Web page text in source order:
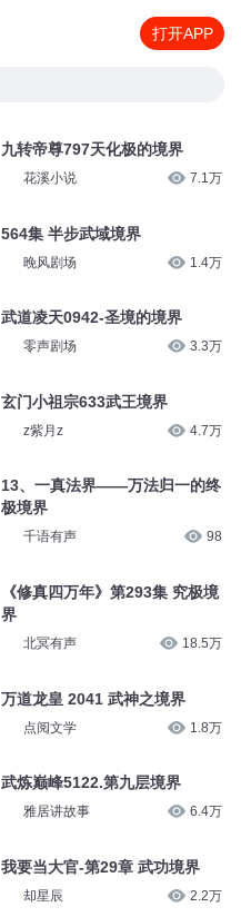
打开APP
九转帝尊797天化极的境界
花溪小说 7.1万
564集 半步武域境界
晚风剧场 1.4万
武道凌天0942-圣境的境界
零声剧场 3.3万
玄门小祖宗633武王境界
z紫月z 4.7万
13、一真法界——万法归一的终
极境界
千语有声 98
《修真四万年》第293集 究极境
界
北冥有声 18.5万
万道龙皇 2041 武神之境界
点阅文学 1.8万
武炼巅峰5122.第九层境界
雅居讲故事 6.4万
我要当大官-第29章 武功境界
却星辰 2.2万